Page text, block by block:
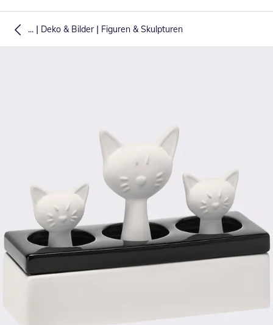
... | Deko & Bilder | Figuren & Skulpturen